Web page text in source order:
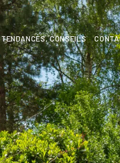
TENDANCES, CONSEILS